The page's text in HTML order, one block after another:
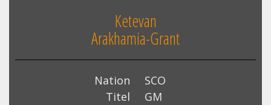
Ketevan
Arakhamia-Grant
Nation
SCO
Titel
GM